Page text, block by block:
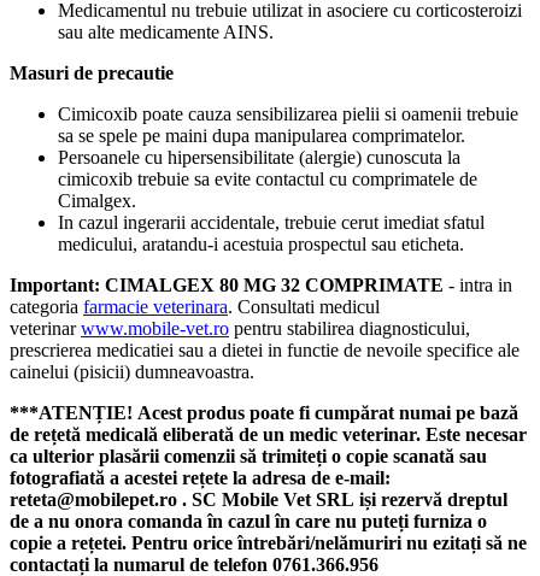
Medicamentul nu trebuie utilizat in asociere cu corticosteroizi
sau alte medicamente AINS.
Masuri de precautie
Cimicoxib poate cauza sensibilizarea pielii si oamenii trebuie
sa se spele pe maini dupa manipularea comprimatelor.
Persoanele cu hipersensibilitate (alergie) cunoscuta la
cimicoxib trebuie sa evite contactul cu comprimatele de
Cimalgex.
In cazul ingerarii accidentale, trebuie cerut imediat sfatul
medicului, aratandu-i acestuia prospectul sau eticheta.
Important: CIMALGEX 80 MG 32 COMPRIMATE - intra in
categoria farmacie veterinara. Consultati medicul
veterinarwww.mobile-vet.ro pentru stabilirea diagnosticului,
prescrierea medicatiei sau a dietei in functie de nevoile specifice ale
cainelui (pisicii) dumneavoastra.
***ATENȚIE! Acest produs poate fi cumpărat numai pe bază
de rețetă medicală eliberată de un medic veterinar. Este necesar
ca ulterior plasării comenzii să trimiteți o copie scanată sau
fotografiată a acestei rețete la adresa de e-mail:
reteta@mobilepet.ro . SC Mobile Vet SRL iși rezervă dreptul
de a nu onora comanda în cazul în care nu puteți furniza o
copie a rețetei. Pentru orice întrebări/nelămuriri nu ezitați să ne
contactați la numarul de telefon 0761.366.956